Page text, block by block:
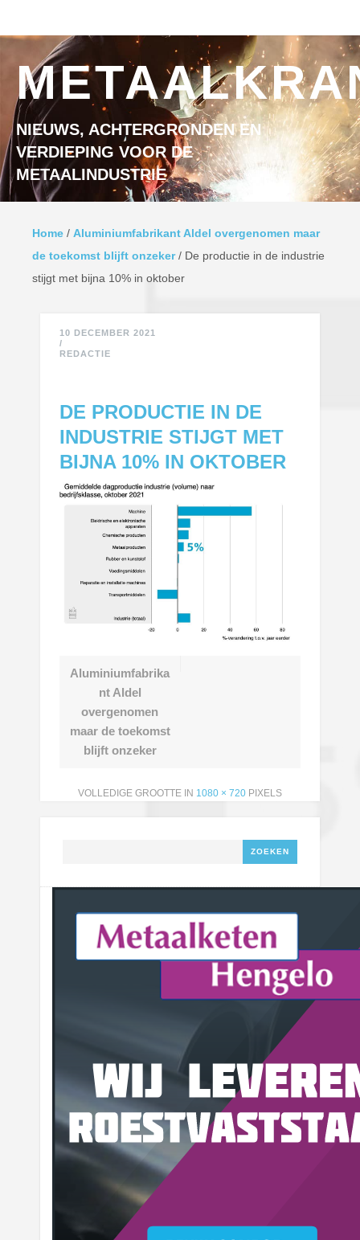
NIEUWS, ACHTERGRONDEN EN
VERDIEPING VOOR DE
METAALINDUSTRIE
Home / Aluminiumfabrikant Aldel overgenomen maar
de toekomst blijft onzeker/ De productie in de industrie
stijgt met bijna 10% in oktober
10 DECEMBER 2021
/
REDACTIE
DE PRODUCTIE IN DE
INDUSTRIE STIJGT MET
BIJNA 10% IN OKTOBER
Aluminiumfabrika
nt Aldel
overgenomen
maar de toekomst
blijft onzeker
VOLLEDIGE GROOTTE IN 1080 × 720 PIXELS